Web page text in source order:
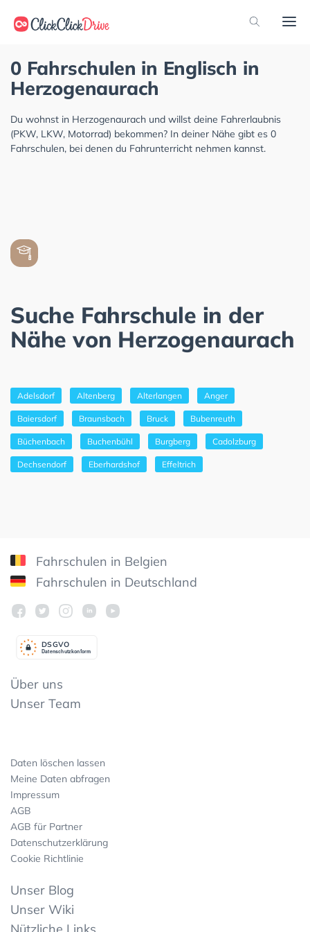
0 Fahrschulen in Englisch in
Herzogenaurach
Du wohnst in Herzogenaurach und willst deine Fahrerlaubnis
(PKW, LKW, Motorrad) bekommen? In deiner Nähe gibt es 0
Fahrschulen, bei denen du Fahrunterricht nehmen kannst.
Suche Fahrschule in der
Nähe von Herzogenaurach
Adelsdorf Altenberg Alterlangen Anger
Baiersdorf Braunsbach Bruck Bubenreuth
Büchenbach Buchenbühl Burgberg Cadolzburg
Dechsendorf Eberhardshof Effeltrich
Fahrschulen in Belgien
Fahrschulen in Deutschland
Datenschutzkonform
DSGVO
Über uns
Unser Team
Daten löschen lassen
Meine Daten abfragen
Impressum
AGB
AGB für Partner
Datenschutzerklärung
Cookie Richtlinie
Unser Blog
Unser Wiki